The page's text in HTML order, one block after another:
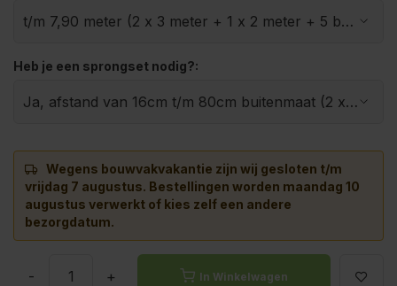
Heb je een sprongset nodig?:
Wegens bouwvakvakantie zijn wij gesloten t/m
vrijdag 7 augustus. Bestellingen worden maandag 10
augustus verwerkt of kies zelf een andere
bezorgdatum.
- + In Winkelwagen